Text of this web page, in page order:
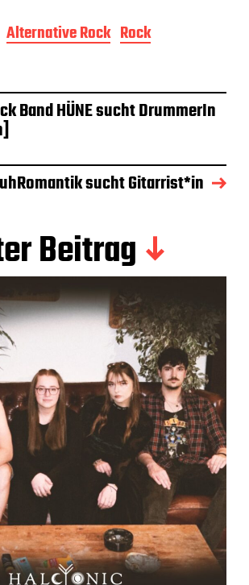
Alternative Rock Rock
Band HÜNE sucht DrummerIn
sucht Gitarrist*in
Beitrag